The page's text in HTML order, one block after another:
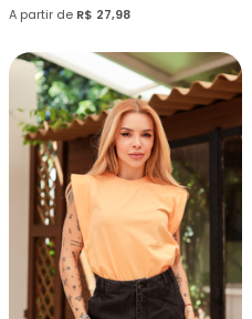
A partir de R$ 27,98